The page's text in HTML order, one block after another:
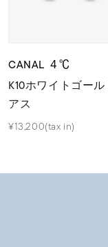
CANAL ４℃
K10ホワイトゴー
アス
¥13,200(tax in)